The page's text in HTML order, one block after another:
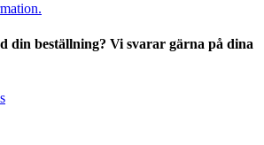
din beställning? Vi svarar gärna på dina